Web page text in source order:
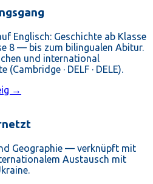
Englisch: Geschichte ab Klasse
8 — bis zum bilingualen Abitur.
und international
· DELF · DELE).
→
Geographie — verknüpft mit
Austausch mit